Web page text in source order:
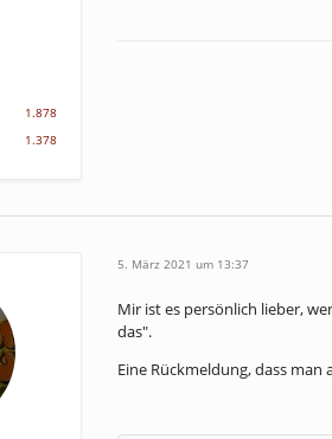
1.878
1.378
5. März 2021 um 13:37
Mir ist es persönlich lieber,
das".
Eine Rückmeldung, dass